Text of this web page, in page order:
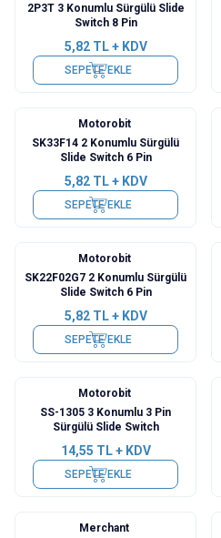
2P3T 3 Konumlu Sürgülü Slide
Switch 8 Pin
5,82TL + KDV
SEPETE EKLE
Motorobit
SK33F14 2 Konumlu Sürgülü
Slide Switch 6 Pin
5,82TL + KDV
SEPETE EKLE
Motorobit
SK22F02G7 2 Konumlu Sürgülü
Slide Switch 6 Pin
5,82TL + KDV
SEPETE EKLE
Motorobit
SS-1305 3 Konumlu 3 Pin
Sürgülü Slide Switch
14,55 TL + KDV
SEPETE EKLE
Merchant